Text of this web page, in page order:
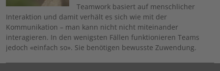
Teamwork basiert auf menschlicher
Interaktion und damit verhält es sich wie mit der
Kommunikation – man kann nicht nicht miteinander
interagieren. In den wenigsten Fällen funktionieren Teams
jedoch «einfach so». Sie benötigen bewusste Zuwendung.